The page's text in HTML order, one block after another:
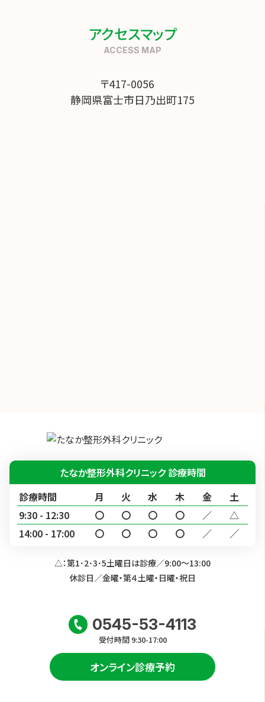
アクセスマップ
〒417-0056
静岡県富士市日乃出町175
たなか整形外科クリニック 診療時間
診療時間
月 火 水 木 金
土
9:30 - 12:30
〇 〇 〇 〇 ／
△
14:00 - 17:00
〇 〇 〇 〇 ／ ／
△：第1･2･3･5土曜日は診療／9:00～13:00
休診日／金曜・第４土曜・日曜・祝日
0545-53-4113
受付時間 9:30-17:00
オンライン診療予約